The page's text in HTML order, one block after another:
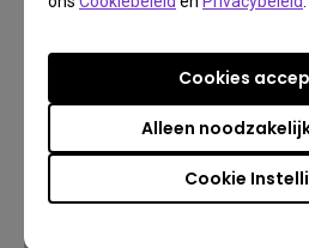
Cookie
Alleen
Cookies